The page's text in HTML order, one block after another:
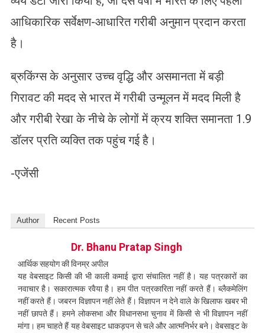
आधिकारिक सर्वेक्षण-आधारित गरीबी अनुमान प्रदान करता
है।
ब्रुकिंग्स के अनुसार उच्च वृद्धि और असमानता में बड़ी
गिरावट की मदद से भारत में गरीबी उन्मूलन में मदद मिली है
और गरीबी रेखा के नीचे के लोगों में क्रय शक्ति समानता 1.9
डॉलर प्रति व्यक्ति तक पहुंच गई है।
-एजेंसी
Author Recent Posts
Dr. Bhanu Pratap Singh
आर्थिक सहयोग की विनम्र अपील
यह वेबसाइट किसी की भी काली कमाई द्वारा संचालित नहीं है। यह पत्रकारों का
नवाचार है। सकारात्मक रवैया है। हम पीत पत्रकारिता नहीं करते हैं। ब्लैकमेलिंग
नहीं करते हैं। जबरन विज्ञापन नहीं लेते हैं। विज्ञापन न देने वाले के खिलाफ खबर भी
नहीं छापते हैं। हमने लोकसभा और विधानसभा चुनाव में किसी से भी विज्ञापन नहीं
मांगा। हम चाहते हैं यह वेबसाइट धाकड़पन से चले और आत्मनिर्भर बने। वेबसाइट के